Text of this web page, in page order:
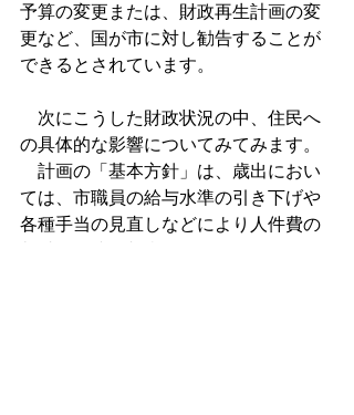
予算の変更または、財政再生計画の変
更など、国が市に対し勧告することが
できるとされています。
次にこうした財政状況の中、住民へ
の具体的な影響についてみてみます。
計画の「基本方針」は、歳出におい
ては、市職員の給与水準の引き下げや
各種手当の見直しなどにより人件費の